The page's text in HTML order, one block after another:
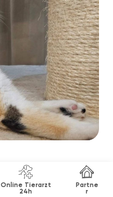
Online Tierarzt
24h
Partne
r